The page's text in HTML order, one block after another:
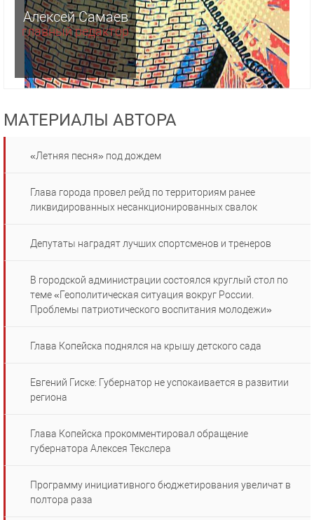
Алексей Самаев
главный редактор
МАТЕРИАЛЫ АВТОРА
«Летняя песня» под дождем
Глава города провел рейд по территориям ранее
ликвидированных несанкционированных свалок
Депутаты наградят лучших спортсменов и тренеров
В городской администрации состоялся круглый стол по
теме «Геополитическая ситуация вокруг России.
Проблемы патриотического воспитания молодежи»
Глава Копейска поднялся на крышу детского сада
Евгений Гиске: Губернатор не успокаивается в развитии
региона
Глава Копейска прокомментировал обращение
губернатора Алексея Текслера
Программу инициативного бюджетирования увеличат в
полтора раза